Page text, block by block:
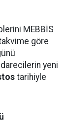
MEBBİS
göre
yeni
tarihiyle